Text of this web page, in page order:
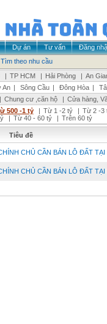
Dự án Tư vấn Đăng
Tìm theo nhu cầu
| TP HCM | Hải Phòng | An
An | Sông Cầu | Đông Hòa |
| Chung cư ,căn hộ | Cửa hàng,
500 -1 tỷ | Từ 1 -2 tỷ | Từ 2 -3
| Từ 40 - 60 tỷ | Trên 60 tỷ
Tiêu đề
CHỦ CẦN BÁN LÔ ĐẤT TẠI
CHỦ CẦN BÁN LÔ ĐẤT TẠI